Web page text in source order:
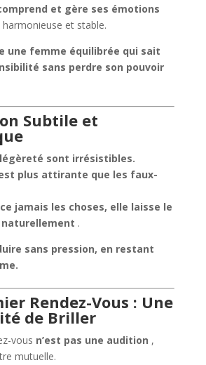
et gère ses émotions
et stable.
une femme équilibrée qui sait
sans perdre son pouvoir
Subtile et
légèreté sont irrésistibles.
plus attirante que les faux-
jamais les choses, elle laisse le
.
sans pression, en restant
Rendez-Vous : Une
de Briller
vous n’est pas une audition ,
mutuelle.